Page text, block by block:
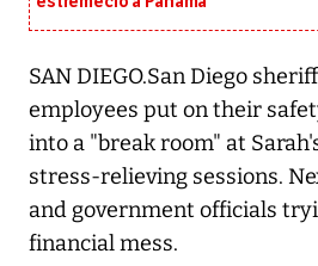
SAN DIEGO.San Diego
employees put on their
into a "break room" at
stress-relieving sessions.
and government officials
financial mess.